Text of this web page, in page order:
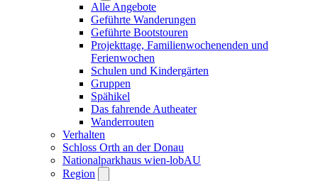
Alle Angebote
Geführte Wanderungen
Geführte Bootstouren
Projekttage, Familienwochenenden und
Ferienwochen
Schulen und Kindergärten
Gruppen
Spähikel
Das fahrende Autheater
Wanderrouten
Verhalten
Schloss Orth an der Donau
Nationalparkhaus wien-lobAU
Region